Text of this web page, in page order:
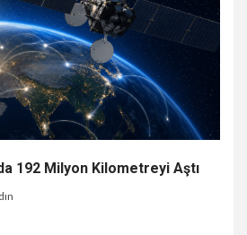
192 Milyon Kilometreyi Aştı